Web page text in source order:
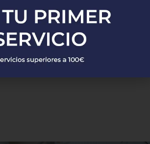
PEDIR PRESUPUESTO